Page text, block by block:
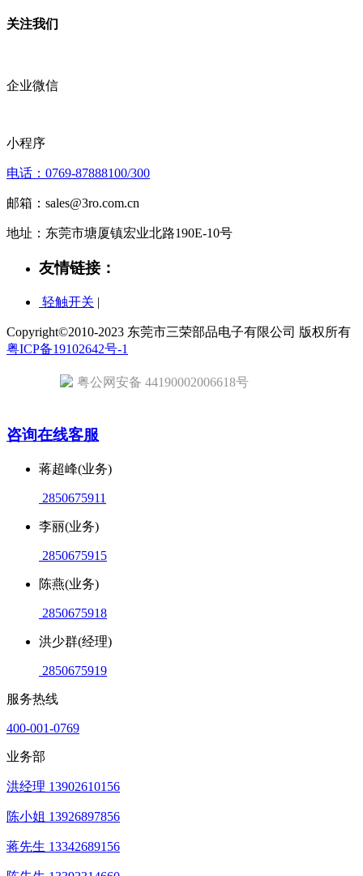
关注我们
企业微信
小程序
电话：0769-87888100/300
邮箱：sales@3ro.com.cn
地址：东莞市塘厦镇宏业北路190E-10号
友情链接：
轻触开关 |
Copyright©2010-2023 东莞市三荣部品电子有限公司 版权所有
粤ICP备19102642号-1
粤公网安备 44190002006618号
咨询在线客服
蒋超峰(业务)
2850675911
李丽(业务)
2850675915
陈燕(业务)
2850675918
洪少群(经理)
2850675919
服务热线
400-001-0769
业务部
洪经理 13902610156
陈小姐 13926897856
蒋先生 13342689156